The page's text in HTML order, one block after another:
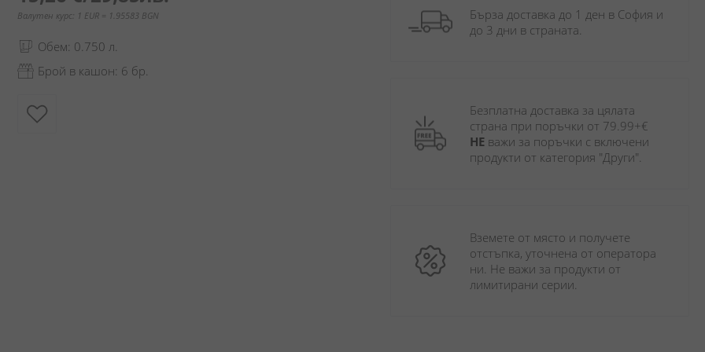
Валутен курс: 1 EUR = 1.95583 BGN
Обем: 0.750 л.
Брой в кашон: 6 бр.
Бърза доставка до 1 ден в София и
до 3 дни в страната.
Безплатна доставка за цялата
НЕ важи за поръчки с включени
продукти от категория "Други".
Вземете от място и получете
отстъпка, уточнена от оператора
ни. Не важи за продукти от
лимитирани серии.